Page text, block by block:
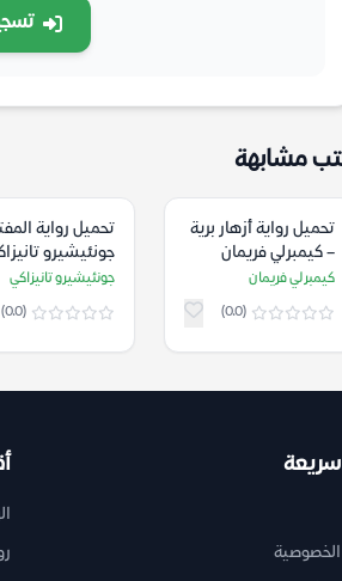
مشابهة
تحميل رواية أزهار برية
– كيمبرلي فريمان
كيمبرلي فريمان
(0.0)
تحميل رواية
جونئيشيرو
جونئيشيرو تانيزاكي
(0.0)
سريعة